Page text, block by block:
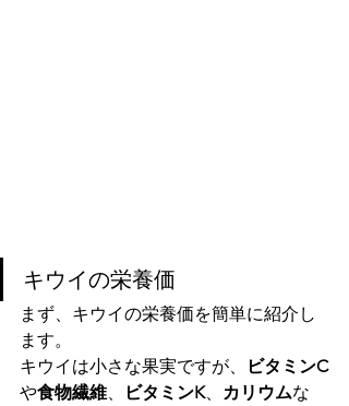
キウイの栄養価
まず、キウイの栄養価を簡単に紹介し
ます。
キウイは小さな果実ですが、
ビタミンC
や食物繊維 ビタミンK、 カリウムな